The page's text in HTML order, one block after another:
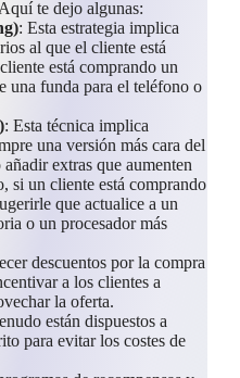
te dejo algunas:
: Esta estrategia implica
al que el cliente está
está comprando un
una funda para el teléfono o
: Esta técnica implica
una versión más cara del
extras que aumenten
si un cliente está comprando
que actualice a un
o un procesador más
descuentos por la compra
a los clientes a
la oferta.
están dispuestos a
para evitar los costes de